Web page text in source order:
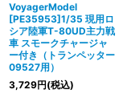
VoyagerModel
[PE35953]1/35 現用ロ
シア陸軍T-80UD主力戦
車 スモークチャージャ
ー付き（トランペッター
09527用）
3,729円(税込)